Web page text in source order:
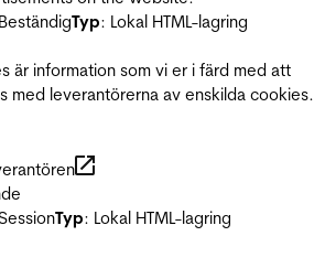
Typ: Lokal HTML-lagring
är information som vi er i färd med att
med leverantörerna av enskilda cookies.
Typ: Lokal HTML-lagring